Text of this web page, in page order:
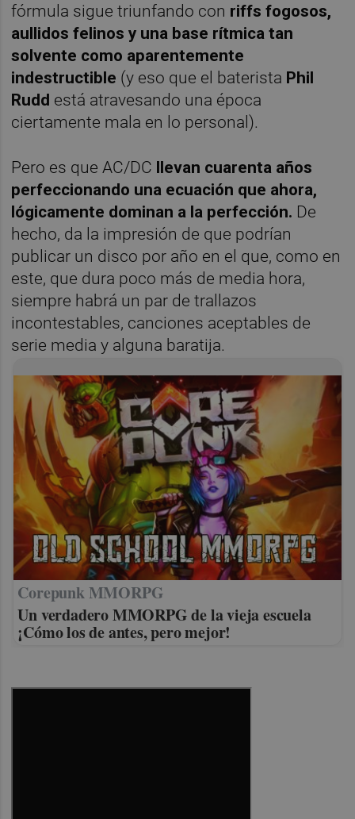
fórmula sigue triunfando con riffs fogosos,
aullidos felinos y una base rítmica tan
solvente como aparentemente
indestructible (y eso que el baterista Phil
Rudd está atravesando una época
ciertamente mala en lo personal).
Pero es que AC/DC llevan cuarenta años
perfeccionando una ecuación que ahora,
lógicamente dominan a la perfección. De
hecho, da la impresión de que podrían
publicar un disco por año en el que, como en
este, que dura poco más de media hora,
siempre habrá un par de trallazos
incontestables, canciones aceptables de
serie media y alguna baratija.
Corepunk MMORPG
Un verdadero MMORPG de la vieja escuela
¡Cómo los de antes, pero mejor!